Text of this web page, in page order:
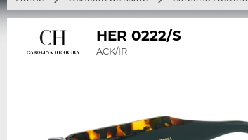
HER 0222/S
ACK/IR